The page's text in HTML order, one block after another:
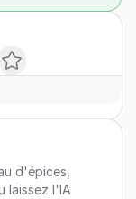
d'épices,
laissez l'IA